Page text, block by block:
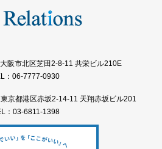
市北区芝田2-8-11 共栄ビル210E
：06-7777-0930
京都港区赤坂2-14-11 天翔赤坂ビル201
：03-6811-1398